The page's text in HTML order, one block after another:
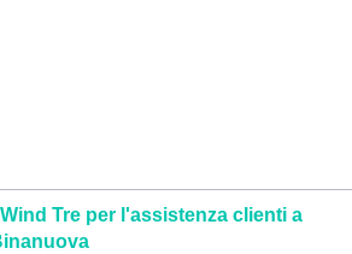
Tre per l'assistenza clienti a